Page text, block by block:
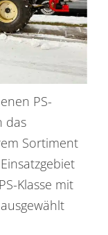
PS-
das
Sortiment
Klasse mit